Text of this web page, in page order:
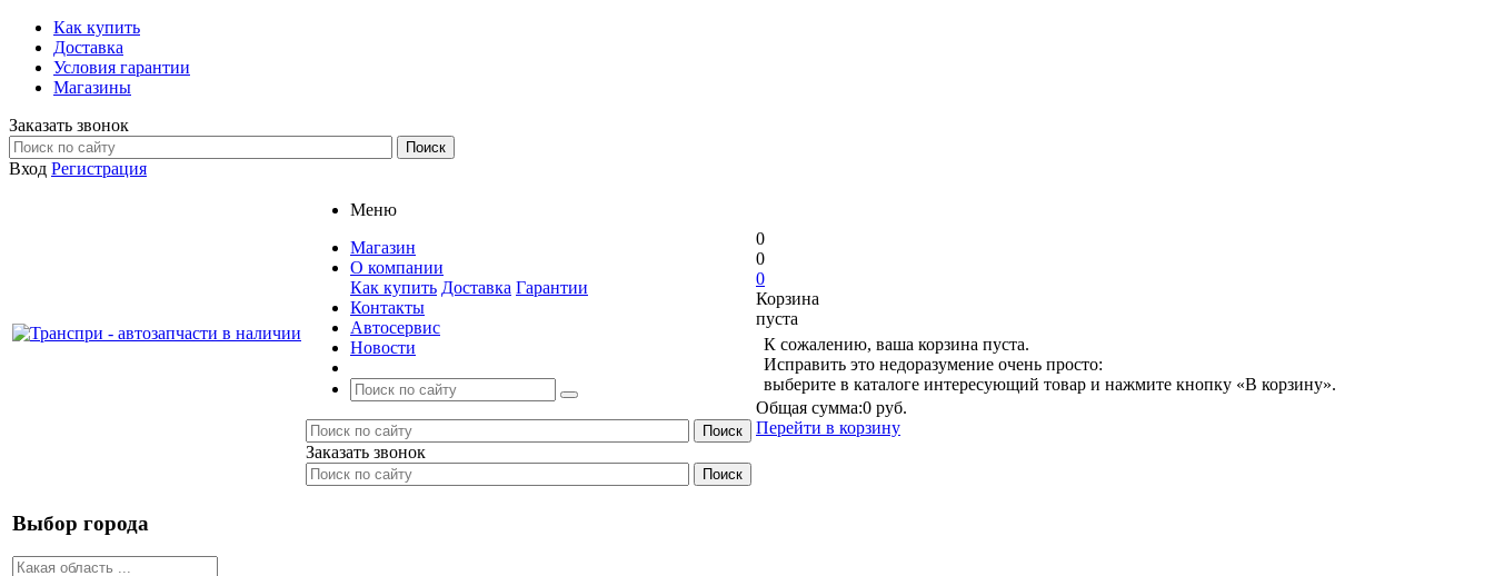
Как купить
Доставка
Условия гарантии
Магазины
Заказать звонок
Вход Регистрация
Меню
Магазин
О компании
Как купить Доставка Гарантии
Контакты
Автосервис
Новости
Заказать звонок
0
0
0
Корзина
пуста
К сожалению, ваша корзина пуста.
Исправить это недоразумение очень просто:
выберите в каталоге интересующий товар и нажмите кнопку «В корзину».
Общая сумма:0 руб.
Перейти в корзину
Выбор города